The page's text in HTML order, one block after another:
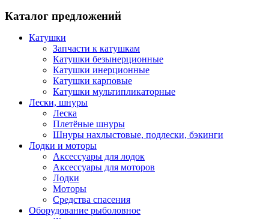
Каталог предложений
Катушки
Запчасти к катушкам
Катушки безынерционные
Катушки инерционные
Катушки карповые
Катушки мультипликаторные
Лески, шнуры
Леска
Плетёные шнуры
Шнуры нахлыстовые, подлески, бэкинги
Лодки и моторы
Аксессуары для лодок
Аксессуары для моторов
Лодки
Моторы
Средства спасения
Оборудование рыболовное